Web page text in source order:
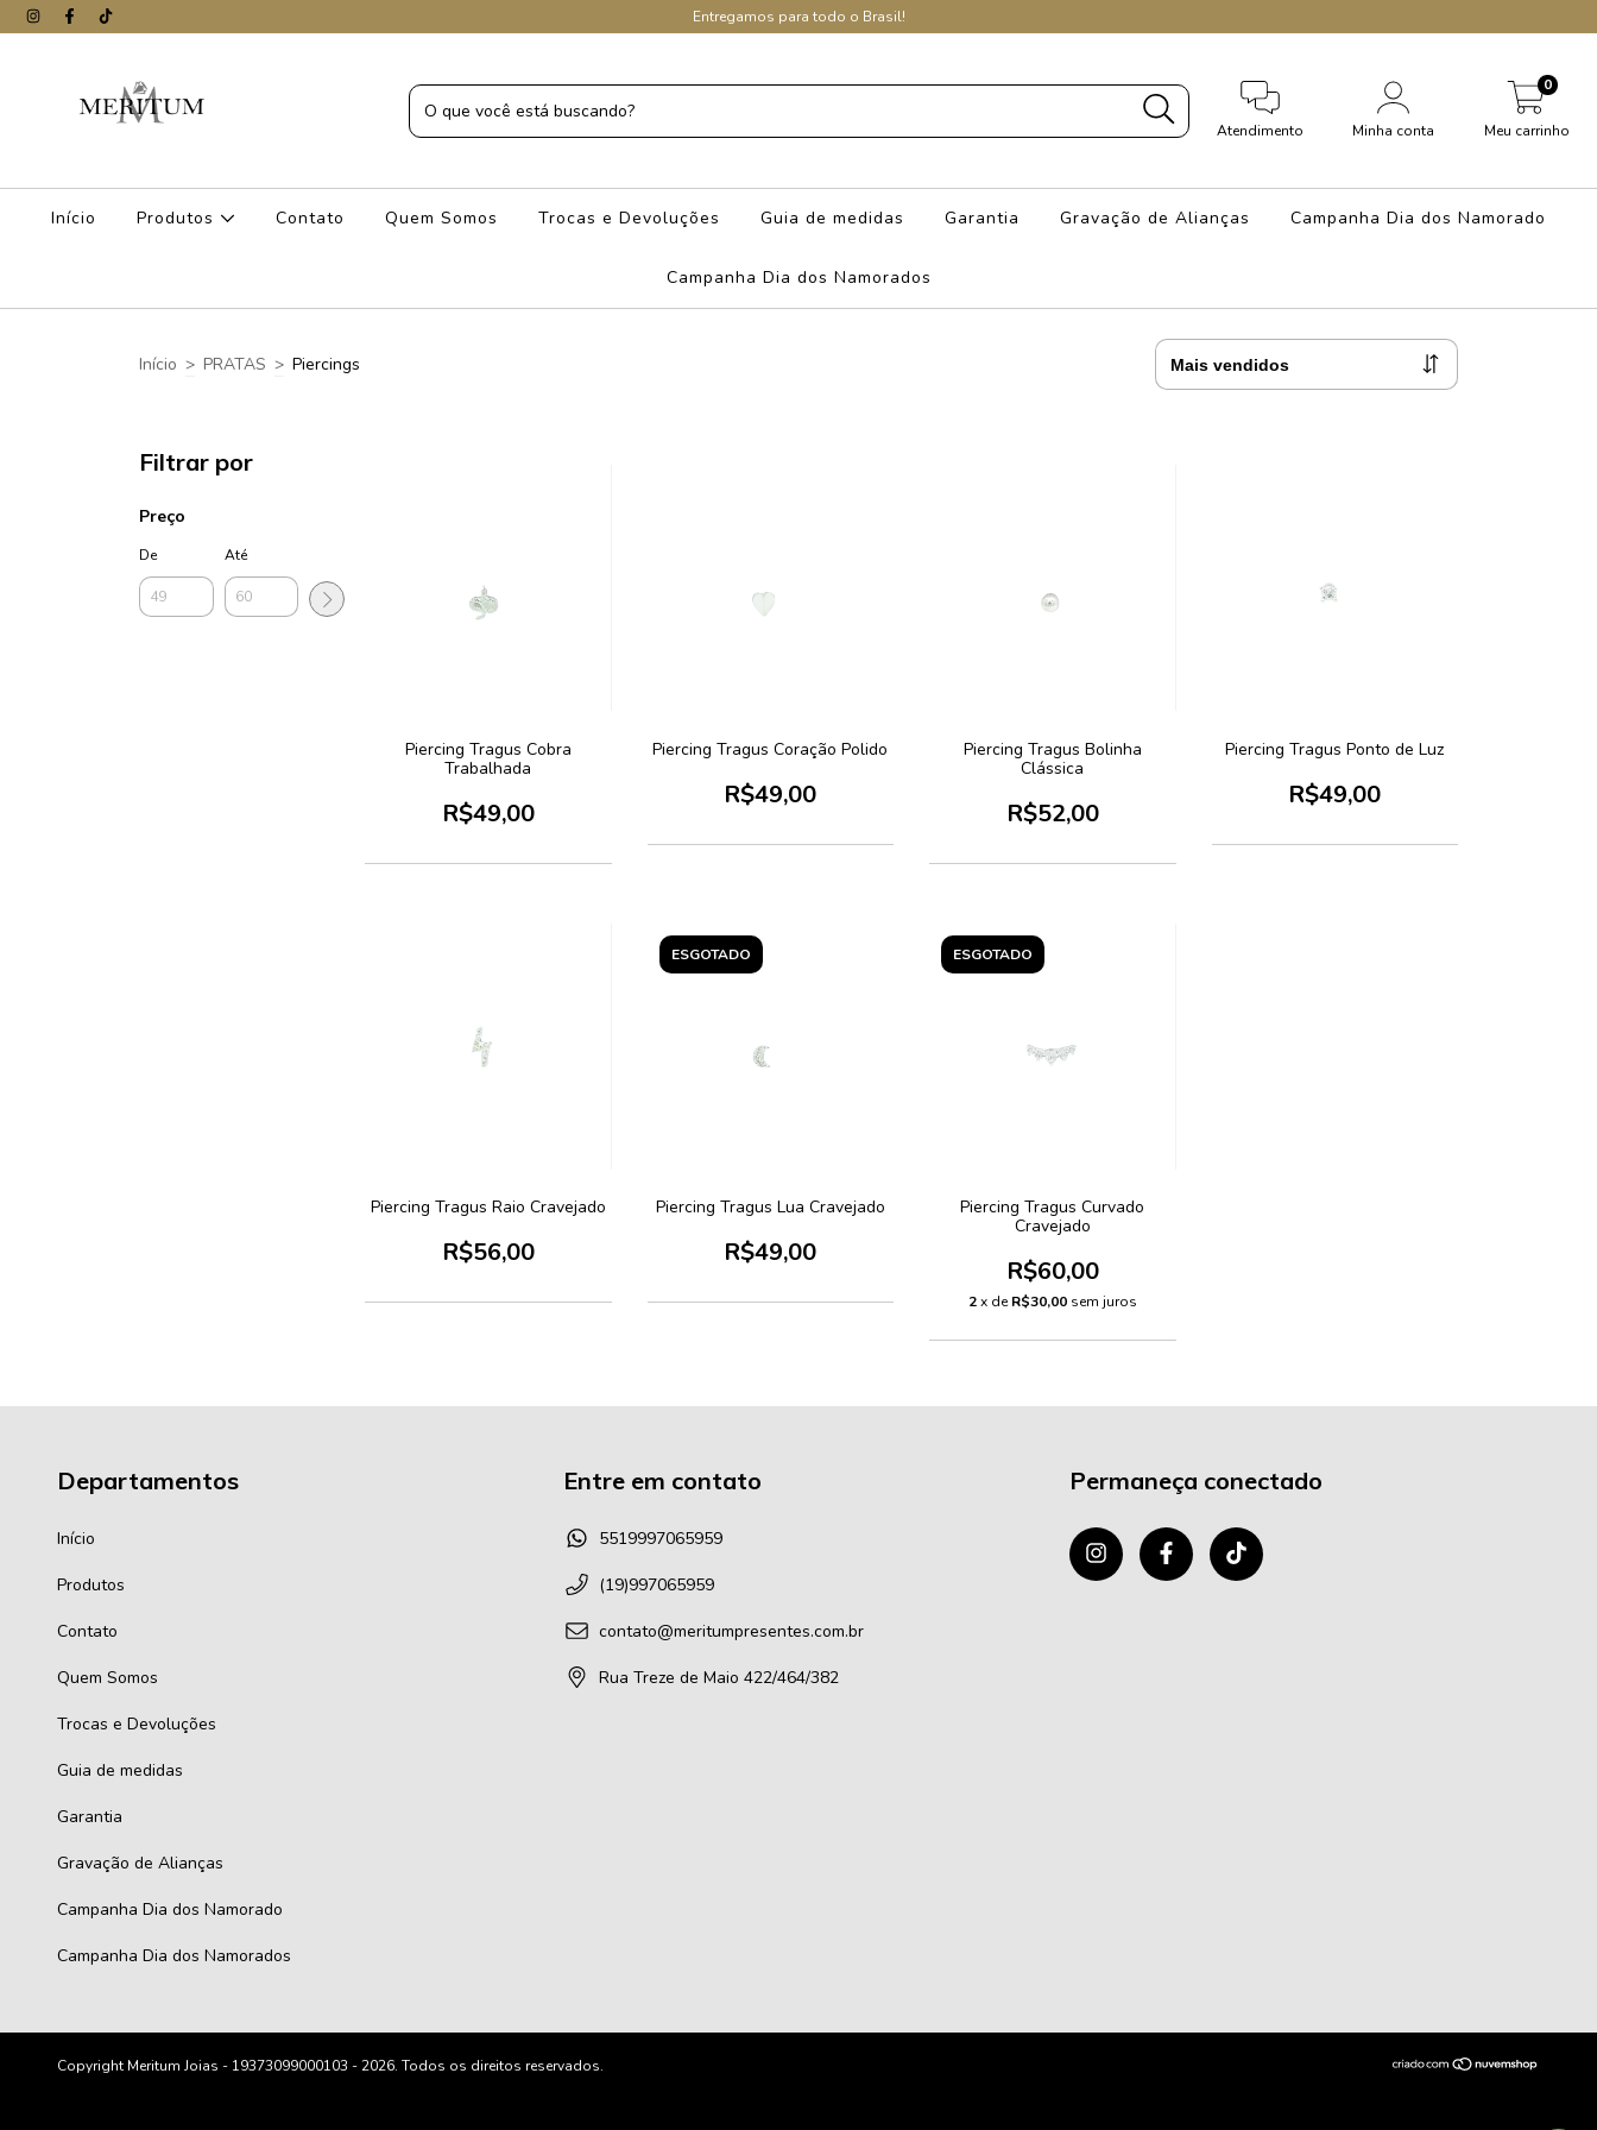
Entregamos para todo o Brasil!
Atendimento Minha conta Meu carrinho
0
Início Produtos Contato Quem Somos Trocas e Devoluções Guia de medidas Garantia Gravação de Alianças Campanha Dia dos Namorado
Campanha Dia dos Namorados
Início > PRATAS > Piercings
Filtrar por
Preço
De Até
Piercing Tragus Cobra
Trabalhada
R$49,00
Piercing Tragus Coração Polido
R$49,00
Piercing Tragus Bolinha
Clássica
R$52,00
Piercing Tragus Ponto de Luz
R$49,00
Piercing Tragus Raio Cravejado
R$56,00
ESGOTADO
Piercing Tragus Lua Cravejado
R$49,00
ESGOTADO
Piercing Tragus Curvado
Cravejado
R$60,00
2 x deR$30,00 sem juros
Departamentos
Início
Produtos
Contato
Quem Somos
Trocas e Devoluções
Guia de medidas
Garantia
Gravação de Alianças
Campanha Dia dos Namorado
Campanha Dia dos Namorados
Entre em contato
5519997065959
(19)997065959
contato@meritumpresentes.com.br
Rua Treze de Maio 422/464/382
Permaneça conectado
Copyright Meritum Joias - 19373099000103 - 2026. Todos os direitos reservados.